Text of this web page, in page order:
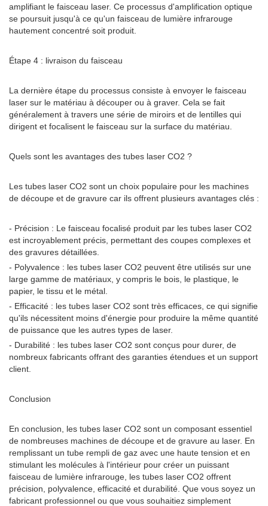
amplifiant le faisceau laser. Ce processus d'amplification optique
se poursuit jusqu'à ce qu'un faisceau de lumière infrarouge
hautement concentré soit produit.
Étape 4 : livraison du faisceau
La dernière étape du processus consiste à envoyer le faisceau
laser sur le matériau à découper ou à graver. Cela se fait
généralement à travers une série de miroirs et de lentilles qui
dirigent et focalisent le faisceau sur la surface du matériau.
Quels sont les avantages des tubes laser CO2 ?
Les tubes laser CO2 sont un choix populaire pour les machines
de découpe et de gravure car ils offrent plusieurs avantages clés :
- Précision : Le faisceau focalisé produit par les tubes laser CO2
est incroyablement précis, permettant des coupes complexes et
des gravures détaillées.
- Polyvalence : les tubes laser CO2 peuvent être utilisés sur une
large gamme de matériaux, y compris le bois, le plastique, le
papier, le tissu et le métal.
- Efficacité : les tubes laser CO2 sont très efficaces, ce qui signifie
qu'ils nécessitent moins d'énergie pour produire la même quantité
de puissance que les autres types de laser.
- Durabilité : les tubes laser CO2 sont conçus pour durer, de
nombreux fabricants offrant des garanties étendues et un support
client.
Conclusion
En conclusion, les tubes laser CO2 sont un composant essentiel
de nombreuses machines de découpe et de gravure au laser. En
remplissant un tube rempli de gaz avec une haute tension et en
stimulant les molécules à l'intérieur pour créer un puissant
faisceau de lumière infrarouge, les tubes laser CO2 offrent
précision, polyvalence, efficacité et durabilité. Que vous soyez un
fabricant professionnel ou que vous souhaitiez simplement